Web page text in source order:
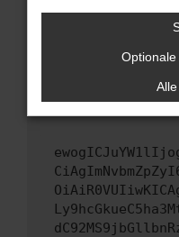
Wende dich an
Wenn du alle
hast, kontaktiere
versuchen, das
uns diesen Text